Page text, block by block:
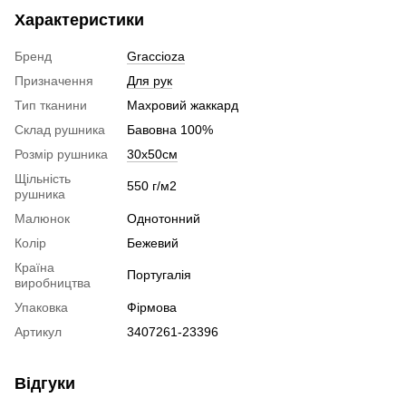
Характеристики
Бренд
Graccioza
Призначення
Для рук
Тип тканини
Махровий жаккард
Склад рушника
Бавовна 100%
Розмір рушника
30х50см
Щільність
рушника
550 г/м2
Малюнок
Однотонний
Колір
Бежевий
Країна
виробництва
Португалія
Упаковка
Фірмова
Артикул
3407261-23396
Відгуки